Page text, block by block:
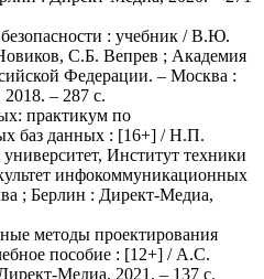
: учебник / В.Ю.
С.Б. Вепрев ; Академия
Федерации. – Москва :
– 287 с.
практикум по
баз данных : [16+] / Н.П.
Институт техники
инфокоммуникационных
; Берлин : Директ-Медиа,
методы проектирования
пособие : [12+] / А.С.
Медиа, 2021. – 137 с.